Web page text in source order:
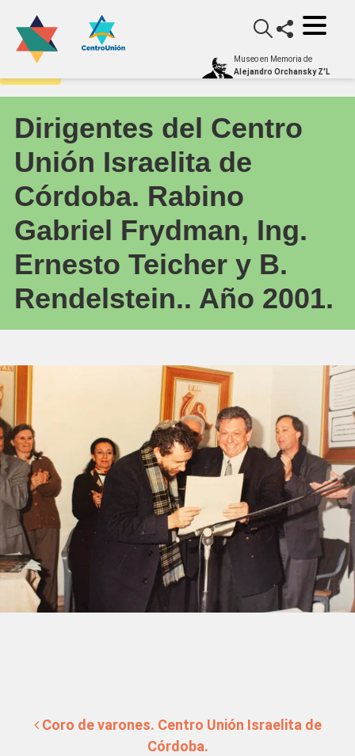
Museo en Memoria de
Alejandro Orchansky Z'L
Archivo
Dirigentes del Centro
Unión Israelita de
Córdoba. Rabino
Gabriel Frydman, Ing.
Ernesto Teicher y B.
Rendelstein.. Año 2001.
Coro de varones. Centro Unión Israelita de
Córdoba.